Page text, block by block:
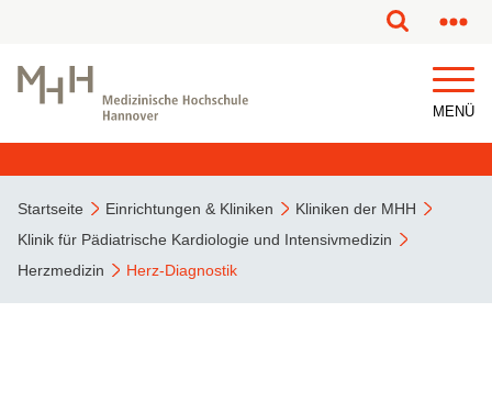
MENÜ
Startseite Einrichtungen & Kliniken
Kliniken der MHH
Klinik für Pädiatrische Kardiologie und Intensivmedizin
Herzmedizin
Herz-Diagnostik